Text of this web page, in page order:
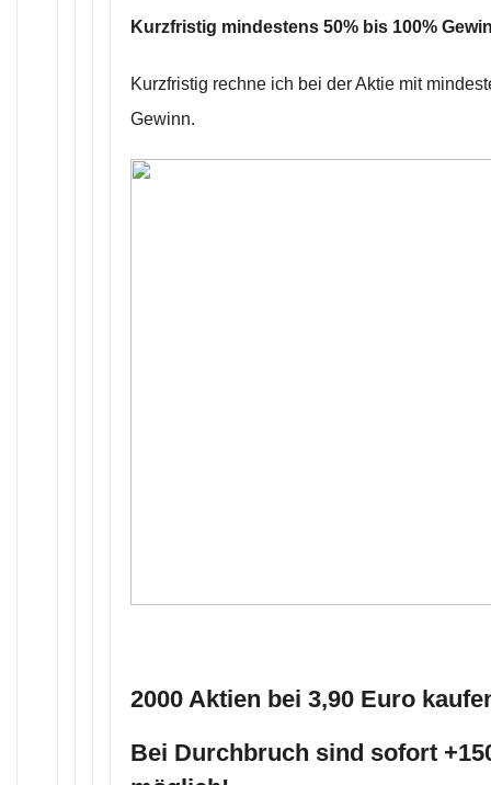
Kurzfristig mindestens 50% bis 100%
Kurzfristig rechne ich bei der Aktie mit
Gewinn.
2000 Aktien bei 3,90 Euro
Bei Durchbruch sind sofort